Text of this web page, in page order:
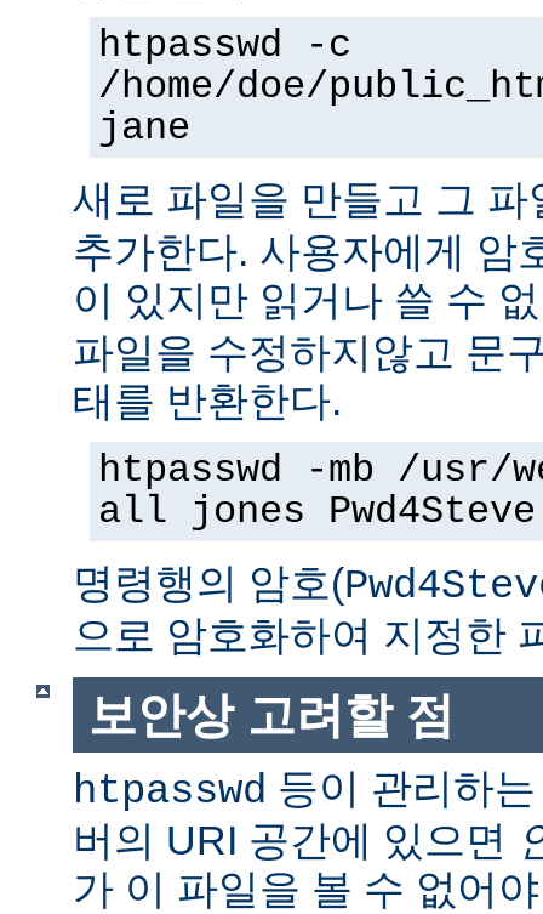
htpasswd -c
/home/doe/
jane
새로 파일을 만들고 그
추가한다. 사용자에게 암
이 있지만 읽거나 쓸 수
파일을 수정하지않고 문
태를 반환한다.
htpasswd -mb /usr/
all jones Pwd4Steve
명령행의 암호(
으로 암호화하여 지정한
보안상 고려할 점
htpasswd 등이 관리하
버의 URI 공간에 있으면
가 이 파일을 볼 수 없어